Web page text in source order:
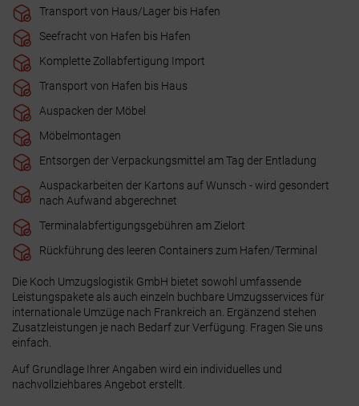
Transport von Haus/Lager bis Hafen
Seefracht von Hafen bis Hafen
Komplette Zollabfertigung Import
Transport von Hafen bis Haus
Auspacken der Möbel
Möbelmontagen
Entsorgen der Verpackungsmittel am Tag der Entladung
Auspackarbeiten der Kartons auf Wunsch - wird gesondert
nach Aufwand abgerechnet
Terminalabfertigungsgebühren am Zielort
Rückführung des leeren Containers zum Hafen/Terminal
Die Koch Umzugslogistik GmbH bietet sowohl umfassende
Leistungspakete als auch einzeln buchbare Umzugsservices für
internationale Umzüge nach Frankreich an. Ergänzend stehen
Zusatzleistungen je nach Bedarf zur Verfügung. Fragen Sie uns
einfach.
Auf Grundlage Ihrer Angaben wird ein individuelles und
nachvollziehbares Angebot erstellt.